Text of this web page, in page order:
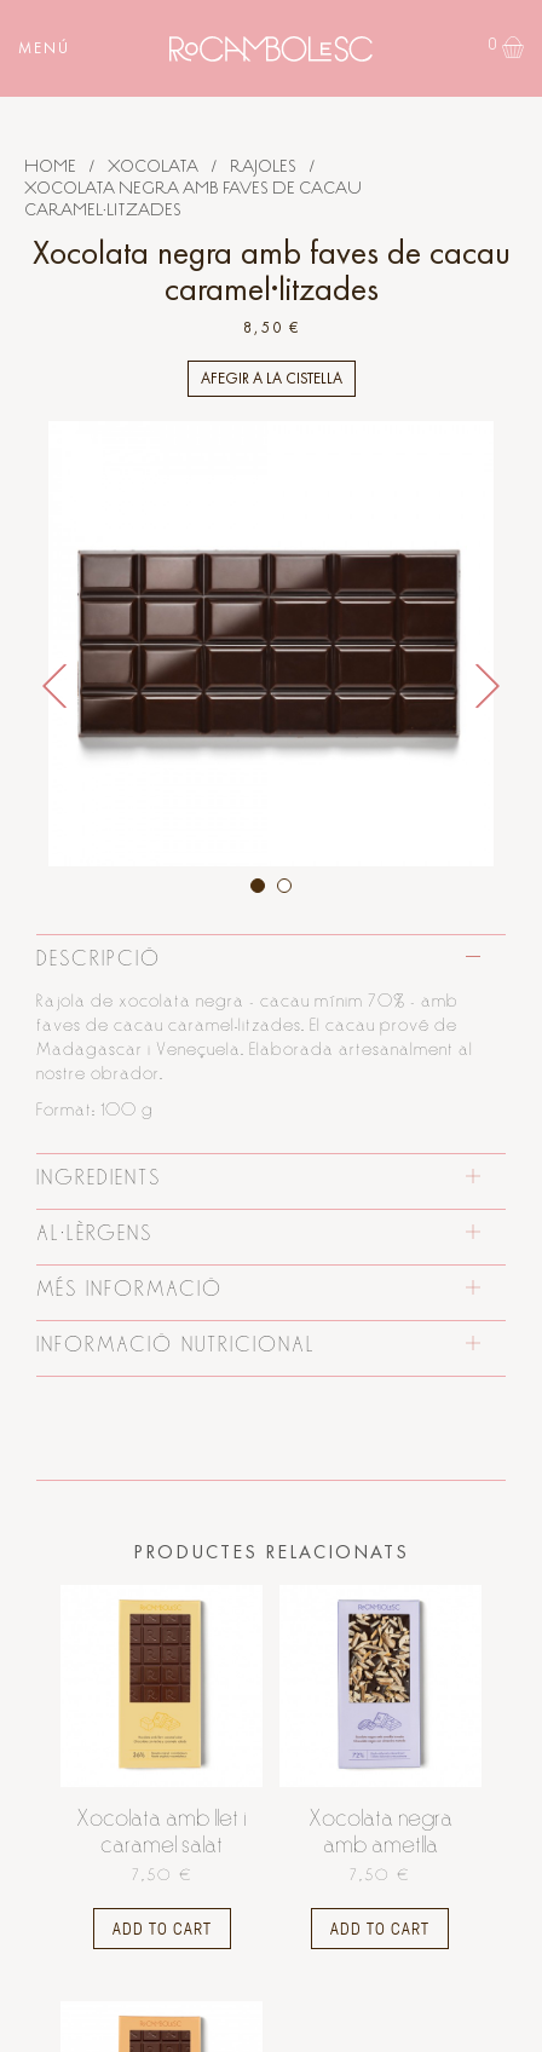
MENÚ 0
HOME / XOCOLATA / RAJOLES
/
XOCOLATA NEGRA AMB FAVES DE CACAU
CARAMEL·LITZADES
Xocolata negra amb faves de cacau
caramel·litzades
8,50 €
AFEGIR A LA CISTELLA
DESCRIPCIÓ
Rajola de xocolata negra - cacau mínim 70% - amb
faves de cacau caramel·litzades. El cacau prové de
Madagascar i Veneçuela. Elaborada artesanalment al
nostre obrador.
Format: 100 g
INGREDIENTS
AL·LÈRGENS
MÉS INFORMACIÓ
INFORMACIÓ NUTRICIONAL
PRODUCTES RELACIONATS
Xocolata amb llet i
caramel salat
7,50 €
ADD TO CART
Xocolata negra
amb ametlla
7,50 €
ADD TO CART